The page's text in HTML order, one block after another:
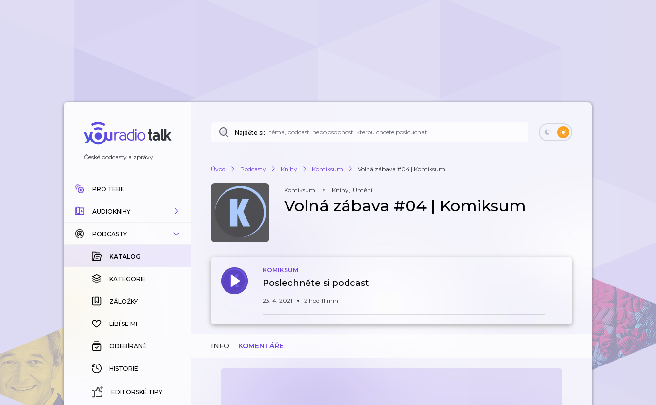
České podcasty a zprávy
PRO TEBE
AUDIOKNIHY
KATALOG
KOUPENÉ
KATEGORIE
ZÁLOŽKY
HISTORIE
PODCASTY
KATALOG
KATEGORIE
ZÁLOŽKY
LÍBÍ SE MI
ODEBÍRANÉ
HISTORIE
EDITORSKÉ TIPY
Najděte si:
Úvod Podcasty Knihy Komiksum Volná zábava #04 | Komiksum
Komiksum Knihy, Umění
Volná zábava #04 | Komiksum
KOMIKSUM
Poslechněte si podcast
23. 4. 2021 2 hod 11 min
INFO KOMENTÁŘE